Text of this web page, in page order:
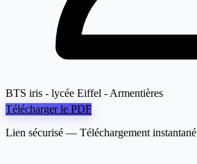
BTS iris - lycée Eiffel - Armentières
Télécharger le PDF
Lien sécurisé — Téléchargement instantané